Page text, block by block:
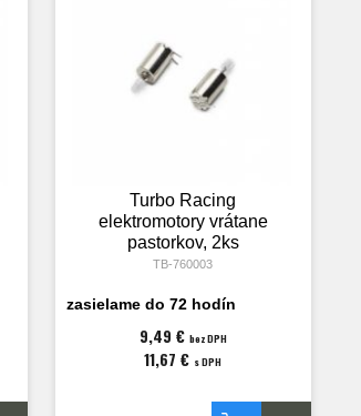
Turbo Racing
elektromotory vrátane
pastorkov, 2ks
TB-760003
zasielame do 72 hodín
9,49 € bez DPH
11,67 € s DPH